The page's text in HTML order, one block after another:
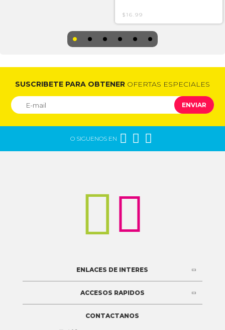
$16.99
SUSCRIBETE PARA OBTENER OFERTAS ESPECIALES
ENVIAR
O SIGUENOS EN   

ENLACES DE INTERES
ACCESOS RAPIDOS
CONTACTANOS